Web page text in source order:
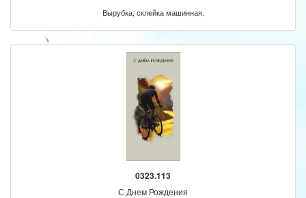
Вырубка, склейка машинная.
0323.113
С Днем Рождения